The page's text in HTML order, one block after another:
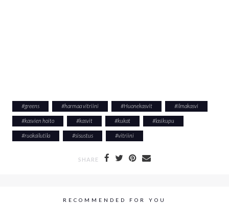
#greens #harmaa vitriini #Huonekasvit #ilmakasvi
#kasvien hoito #kasvit #kukat #lasikupu
#ruokailutila #sisustus #vitriini
SHARE
RECOMMENDED FOR YOU